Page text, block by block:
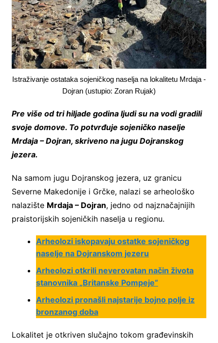
Istraživanje ostataka sojeničkog naselja na lokalitetu Mrdaja -
Dojran (ustupio: Zoran Rujak)
Pre više od tri hiljade godina ljudi su na vodi gradili
svoje domove. To potvrđuje sojeničko naselje
Mrdaja – Dojran, skriveno na jugu Dojranskog
jezera.
Na samom jugu Dojranskog jezera, uz granicu
Severne Makedonije i Grčke, nalazi se arheološko
nalazište Mrdaja – Dojran, jedno od najznačajnijih
praistorijskih sojeničkih naselja u regionu.
Arheolozi iskopavaju ostatke sojeničkog
naselje na Dojranskom jezeru
Arheolozi otkrili neverovatan način života
stanovnika „Britanske Pompeje“
Arheolozi pronašli najstarije bojno polje iz
bronzanog doba
Lokalitet je otkriven slučajno tokom građevinskih